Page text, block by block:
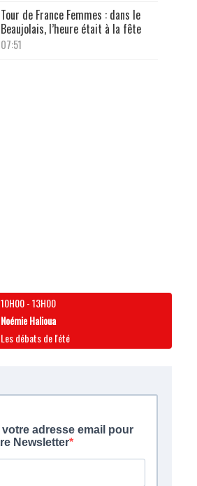
Tour de France Femmes : dans le
Beaujolais, l’heure était à la fête
07:51
10H00-13H00
Noémie Halioua
Les débats de l'été